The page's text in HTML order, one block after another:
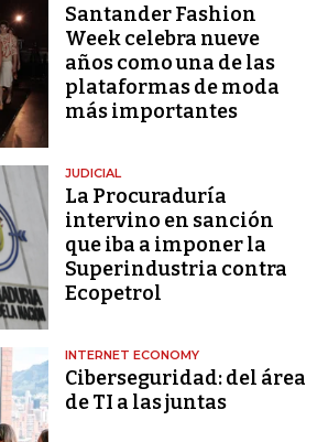
Santander Fashion
Week celebra nueve
años como una de las
plataformas de moda
más importantes
JUDICIAL
La Procuraduría
intervino en sanción
que iba a imponer la
Superindustria contra
Ecopetrol
INTERNET ECONOMY
Ciberseguridad: del área
de TI a las juntas